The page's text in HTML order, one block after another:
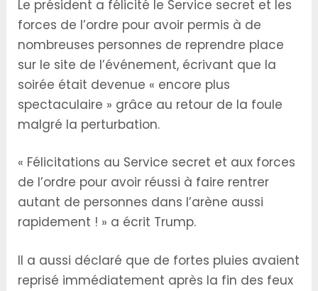
Le président a félicité le Service secret et les
forces de l’ordre pour avoir permis à de
nombreuses personnes de reprendre place
sur le site de l’événement, écrivant que la
soirée était devenue « encore plus
spectaculaire » grâce au retour de la foule
malgré la perturbation.
« Félicitations au Service secret et aux forces
de l’ordre pour avoir réussi à faire rentrer
autant de personnes dans l’arène aussi
rapidement ! » a écrit Trump.
Il a aussi déclaré que de fortes pluies avaient
reprisé immédiatement après la fin des feux